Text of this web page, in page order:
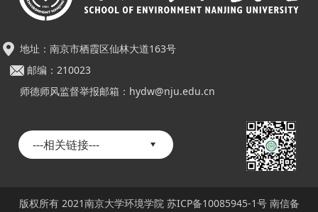
地址：南京市栖霞区仙林大道163号
邮编：210023
师德师风监督举报邮箱：hydw@nju.edu.cn
---相关链接---
南京大学
南京大学环境科学与工程实验教学中心
版权所有 2021南京大学环境学院 苏ICP备10085945-1号 南信备